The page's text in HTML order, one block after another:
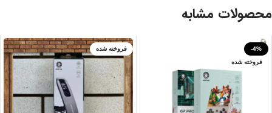
محصولات مشابه
-4%
فروخته شده
فروخته شده